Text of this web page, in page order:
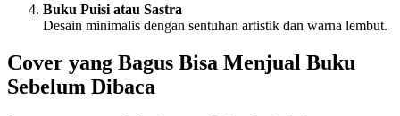
Buku Puisi atau Sastra
Desain minimalis dengan sentuhan artistik dan warna lembut.
Cover yang Bagus Bisa Menjual Buku
Sebelum Dibaca